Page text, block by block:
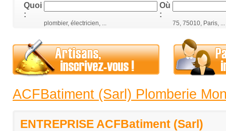
Quoi
:
Où
:
plombier, électricien, ... 75, 75010, Paris, ...
ACFBatiment (Sarl) Plomberie
ENTREPRISE ACFBatiment (Sarl)